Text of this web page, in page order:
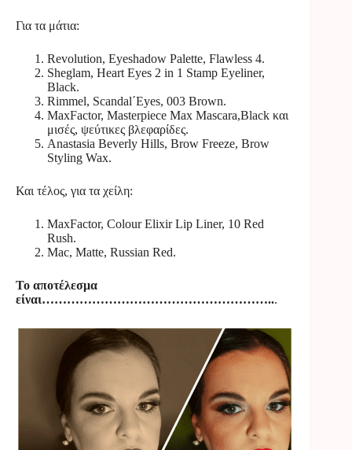
Για τα μάτια:
Revolution, Eyeshadow Palette, Flawless 4.
Sheglam, Heart Eyes 2 in 1 Stamp Eyeliner,
Black.
Rimmel, Scandal΄Eyes, 003 Brown.
MaxFactor, Masterpiece Max Mascara,Black και
μισές, ψεύτικες βλεφαρίδες.
Anastasia Beverly Hills, Brow Freeze, Brow
Styling Wax.
Και τέλος, για τα χείλη:
MaxFactor, Colour Elixir Lip Liner, 10 Red
Rush.
Mac, Matte, Russian Red.
Το αποτέλεσμα
είναι………………………………………………...